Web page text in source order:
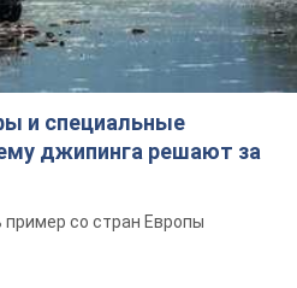
и специальные
джипинга решают за
со стран Европы